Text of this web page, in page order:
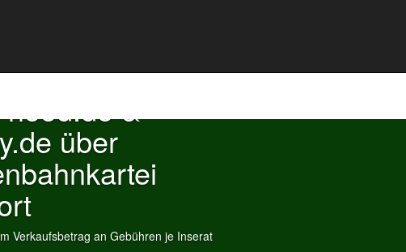
&
über
Verkaufsbetrag an Gebühren je Inserat